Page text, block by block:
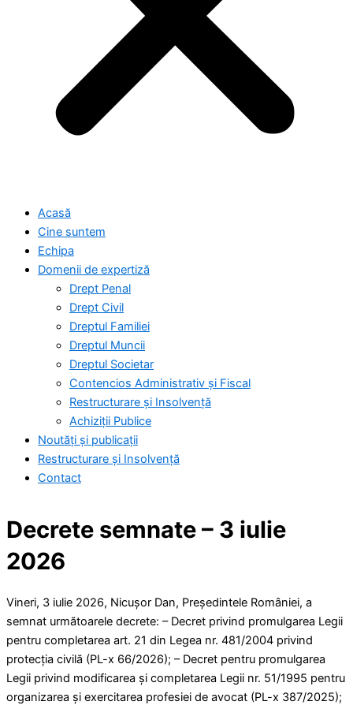
Acasă
Cine suntem
Echipa
Domenii de expertiză
Drept Penal
Drept Civil
Dreptul Familiei
Dreptul Muncii
Dreptul Societar
Contencios Administrativ și Fiscal
Restructurare și Insolvență
Achiziții Publice
Noutăți și publicații
Restructurare și Insolvență
Contact
Decrete semnate – 3 iulie
2026
Vineri, 3 iulie 2026, Nicușor Dan, Președintele României, a
semnat următoarele decrete: – Decret privind promulgarea Legii
pentru completarea art. 21 din Legea nr. 481/2004 privind
protecția civilă (PL-x 66/2026); – Decret pentru promulgarea
Legii privind modificarea și completarea Legii nr. 51/1995 pentru
organizarea și exercitarea profesiei de avocat (PL-x 387/2025);